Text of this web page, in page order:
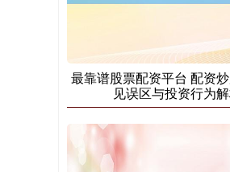
期指IC0
最靠谱股票配资平台 配资
见误区与投资行为